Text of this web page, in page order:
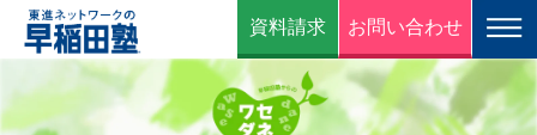
資料請求 お問い合わせ